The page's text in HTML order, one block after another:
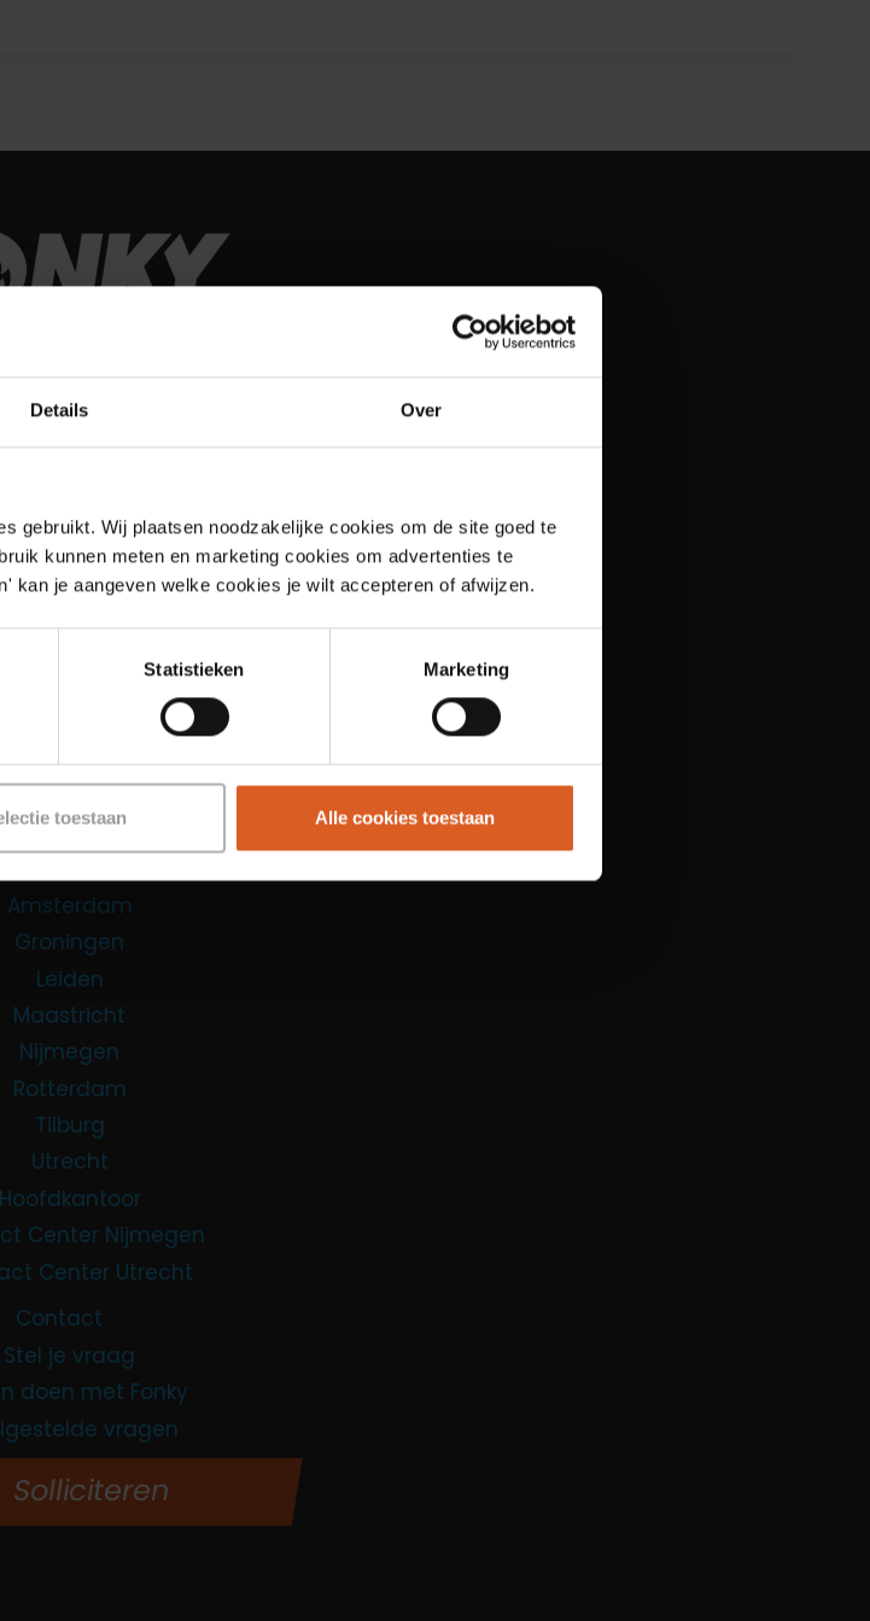
Details Over
gebruikt. Wij plaatsen noodzakelijke cookies om de site goed te
kunnen meten en marketing cookies om advertenties te
kan je aangeven welke cookies je wilt accepteren of afwijzen.
Statistieken Marketing
toestaan Alle cookies toestaan
Links
Center Agent
Over ons
Amsterdam
Groningen
Leiden
Maastricht
Nijmegen
Rotterdam
Tilburg
Utrecht
Hoofdkantoor
Center Nijmegen
Center Utrecht
Contact
Stel je vraag
doen met Fonky
vragen
Solliciteren